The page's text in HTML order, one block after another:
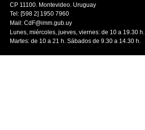
CP 11100. Montevideo. Uruguay
Tel: [598 2] 1950 7960
Mail: CdF@imm.gub.uy
Lunes, miércoles, jueves, viernes: de 10 a 19.30 h.
Martes: de 10 a 21 h. Sábados de 9.30 a 14.30 h.